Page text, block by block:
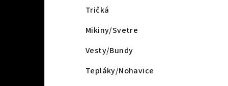
Tričká
Mikiny/Svetre
Vesty/Bundy
Tepláky/Nohavice